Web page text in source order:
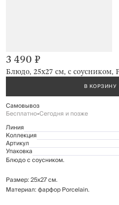
Блюдо, 25х27 см, с соусником,
3 490 ₽
В КОРЗИНУ
Самовывоз
Бесплатно•Сегодня и позже
Линия
Коллекция
Артикул
Упаковка
Блюдо с соусником.
Размер: 25х27 см.
Материал: фарфор Porcelain.